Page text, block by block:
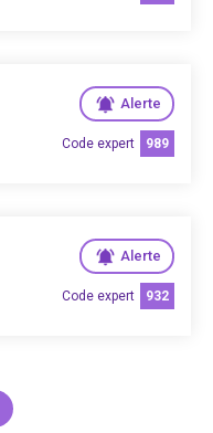
Code expert 989
Alerte
Code expert 932
Alerte